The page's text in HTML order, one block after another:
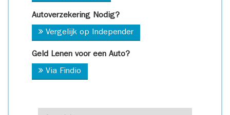
Autoverzekering Nodig?
Vergelijk op Independer
Geld Lenen voor een Auto?
Via Findio